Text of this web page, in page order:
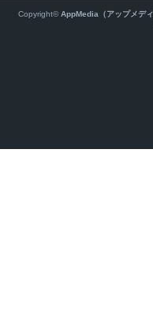
Copyright©AppMedia（アップメデ